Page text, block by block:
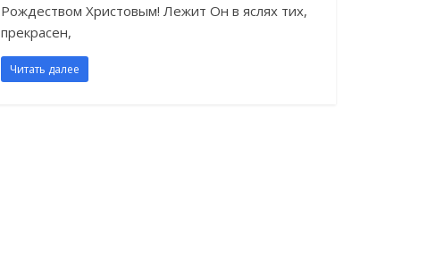
Рождеством Христовым! Лежит Он в яслях тих,
прекрасен,
Читать далее